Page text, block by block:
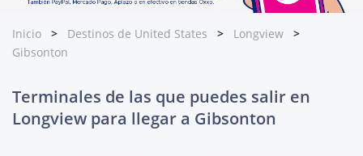
Inicio Destinos de United States
Longview
Gibsonton
Terminales de las que puedes salir en
Longview para llegar a Gibsonton